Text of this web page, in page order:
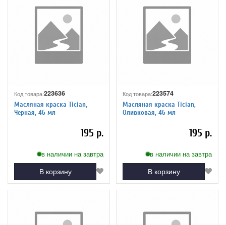
Код товара:223636
Масляная краска Tician,
Черная, 46 мл
195 р.
в наличии на завтра
В корзину
Код товара:223574
Масляная краска Tician,
Оливковая, 46 мл
195 р.
в наличии на завтра
В корзину